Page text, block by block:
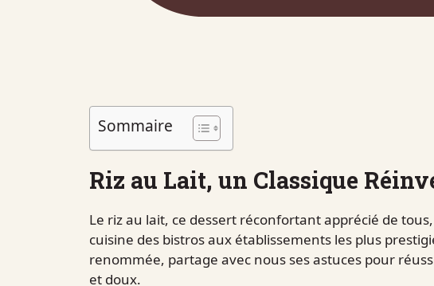
Sommaire
Riz au Lait, un Classique
Le riz au lait, ce dessert réconfortant apprécié de
cuisine des bistros aux établissements les plus
renommée, partage avec nous ses astuces pour
et doux.